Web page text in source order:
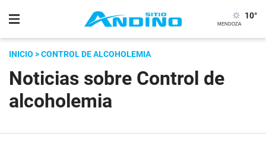
10°
INICIO > CONTROL DE ALCOHOLEMIA
Noticias sobre Control de
alcoholemia